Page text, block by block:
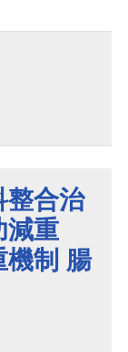
整合治
重
機制 腸